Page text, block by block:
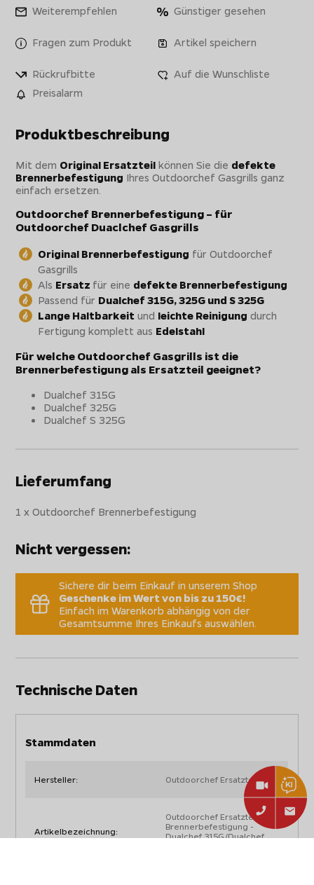
Weiterempfehlen Günstiger gesehen
Fragen zum Produkt Artikel speichern
Rückrufbitte
Auf die Wunschliste
Preisalarm
Produktbeschreibung
Mit dem Original Ersatzteil können Sie die defekte
Brennerbefestigung Ihres Outdoorchef Gasgrills ganz
einfach ersetzen.
Outdoorchef Brennerbefestigung – für
Outdoorchef Duaclchef Gasgrills
Original Brennerbefestigung für Outdoorchef
Gasgrills
Als Ersatz für eine defekte Brennerbefestigung
Passend für Dualchef 315G, 325G und S 325G
Lange Haltbarkeit und leichte Reinigung durch
Fertigung komplett aus Edelstahl
Für welche Outdoorchef Gasgrills ist die
Brennerbefestigung als Ersatzteil geeignet?
Dualchef 315G
Dualchef 325G
Dualchef S 325G
Lieferumfang
1 x Outdoorchef Brennerbefestigung
Nicht vergessen:
Sichere dir beim Einkauf in unserem Shop
Geschenke im Wert von bis zu 150€!
Einfach im Warenkorb abhängig von der
Gesamtsumme Ihres Einkaufs auswählen.
Technische Daten
Stammdaten
Hersteller: Outdoorchef Ersatzteile
Artikelbezeichnung:
Outdoorchef Ersatzteil:
Brennerbefestigung -
Dualchef 315G/Dualchef